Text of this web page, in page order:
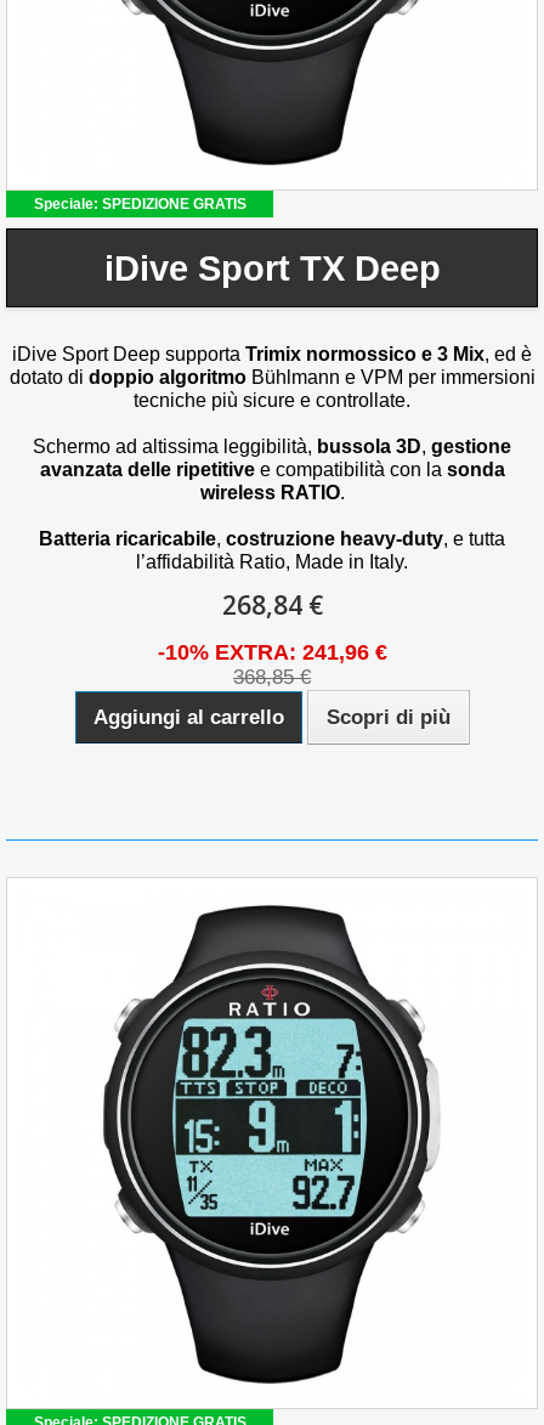
Speciale: SPEDIZIONE GRATIS
iDive Sport TX Deep
iDive Sport Deep supporta Trimix normossico e 3 Mix, ed è
dotato di doppio algoritmoBühlmann e VPM per immersioni
tecniche più sicure e controllate.
Schermo ad altissima leggibilità, bussola 3D, gestione
avanzata delle ripetitivee compatibilità con la sonda
wireless RATIO.
Batteria ricaricabile, costruzione heavy-duty, e tutta
l’affidabilità Ratio, Made in Italy.
268,84 €
-10% EXTRA: 241,96 €
368,85 €
Aggiungi al carrello
Scopri di più